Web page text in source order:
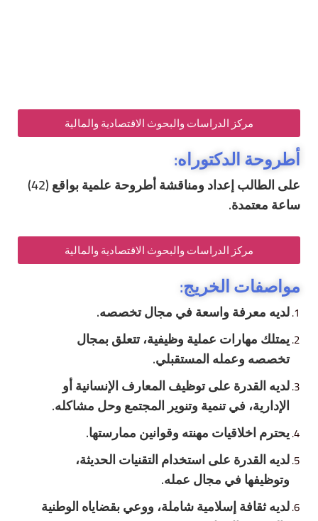
مركز الدراسات والبحوث الاقتصادية والمالية
أطروحة الدكتوراه:
على الطالب إعداد ومناقشة أطروحة علمية بواقع (42)
ساعة معتمدة.
مركز الدراسات والبحوث الاقتصادية والمالية
مواصفات الخريج:
لديه معرفة واسعة في مجال تخصصه.
يمتلك مهارات عملية وظيفية،تتعلق بمجال
تخصصه وعمله المستقبلي.
لديه القدرة على توظيف المعارف الإنسانية أو
الإدارية، فيتنمية وتنوير المجتمع وحل مشاكله.
يحترم اخلاقيات مهنته وقوانين ممارستها.
لديه القدرة على استخدام التقنيات الحديثة،
وتوظيفهافي مجال عمله.
لديه ثقافةإسلامية شاملة، ووعي بقضاياه الوطنية